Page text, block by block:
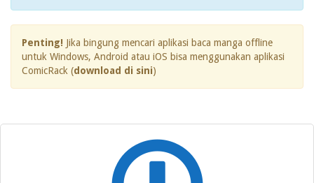
Penting! Jika bingung mencari aplikasi baca manga offline
untuk Windows, Android atau iOS bisa menggunakan aplikasi
ComicRack (download di sini)